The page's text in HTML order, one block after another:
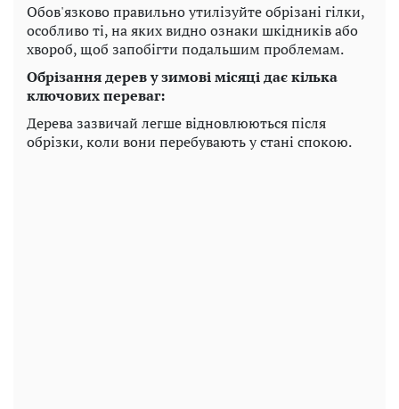
Обов'язково правильно утилізуйте обрізані гілки,
особливо ті, на яких видно ознаки шкідників або
хвороб, щоб запобігти подальшим проблемам.
Обрізання дерев у зимові місяці дає кілька
ключових переваг:
Дерева зазвичай легше відновлюються після
обрізки, коли вони перебувають у стані спокою.